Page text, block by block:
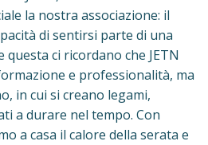
la nostra associazione: il
di sentirsi parte di una
questa ci ricordano che JETN
e professionalità, ma
in cui si creano legami,
a durare nel tempo. Con
a casa il calore della serata e